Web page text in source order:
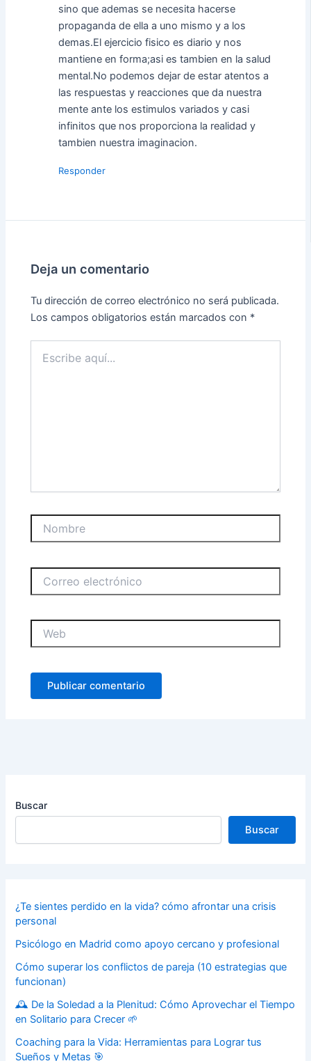
sino que ademas se necesita hacerse
propaganda de ella a uno mismo y a los
demas.El ejercicio fisico es diario y nos
mantiene en forma;asi es tambien en la salud
mental.No podemos dejar de estar atentos a
las respuestas y reacciones que da nuestra
mente ante los estimulos variados y casi
infinitos que nos proporciona la realidad y
tambien nuestra imaginacion.
Responder
Deja un comentario
Tu dirección de correo electrónico no será publicada.
Los campos obligatorios están marcados con *
aquí...
electrónico
Buscar
Buscar
¿Te sientes perdido en la vida? cómo afrontar una crisis
personal
Psicólogo en Madrid como apoyo cercano y profesional
Cómo superar los conflictos de pareja (10 estrategias que
funcionan)
🕰️ De la Soledad a la Plenitud: Cómo Aprovechar el Tiempo
en Solitario para Crecer 🌱
Coaching para la Vida: Herramientas para Lograr tus
Sueños y Metas 🎯